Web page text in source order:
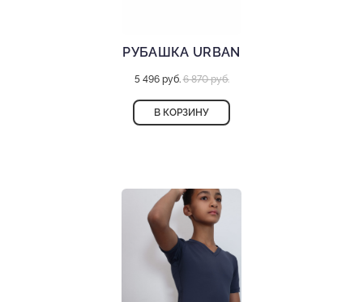
РУБАШКА URBAN
5 496 руб.6 870 руб.
В КОРЗИНУ